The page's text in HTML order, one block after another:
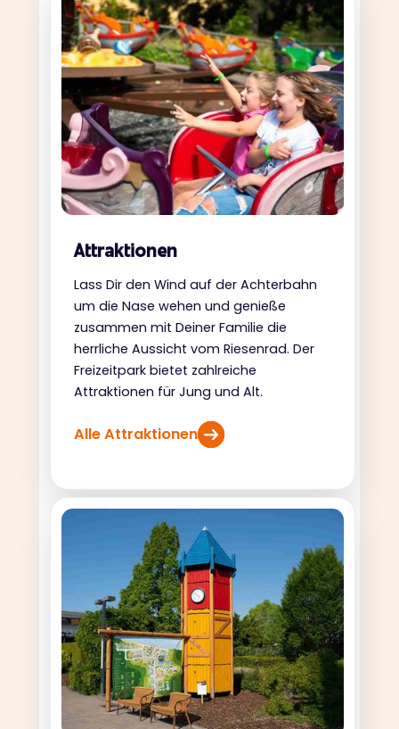
Attraktionen
Lass Dir den Wind auf der Achterbahn
um die Nase wehen und genieße
zusammen mit Deiner Familie die
herrliche Aussicht vom Riesenrad. Der
Freizeitpark bietet zahlreiche
Attraktionen für Jung und Alt.
Alle Attraktionen